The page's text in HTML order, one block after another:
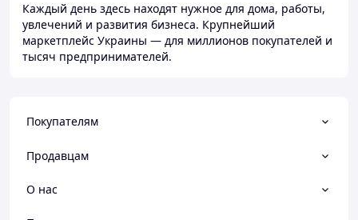
Каждый день здесь находят нужное для дома, работы,
увлечений и развития бизнеса. Крупнейший
маркетплейс Украины — для миллионов покупателей и
тысяч предпринимателей.
Покупателям
Продавцам
О нас